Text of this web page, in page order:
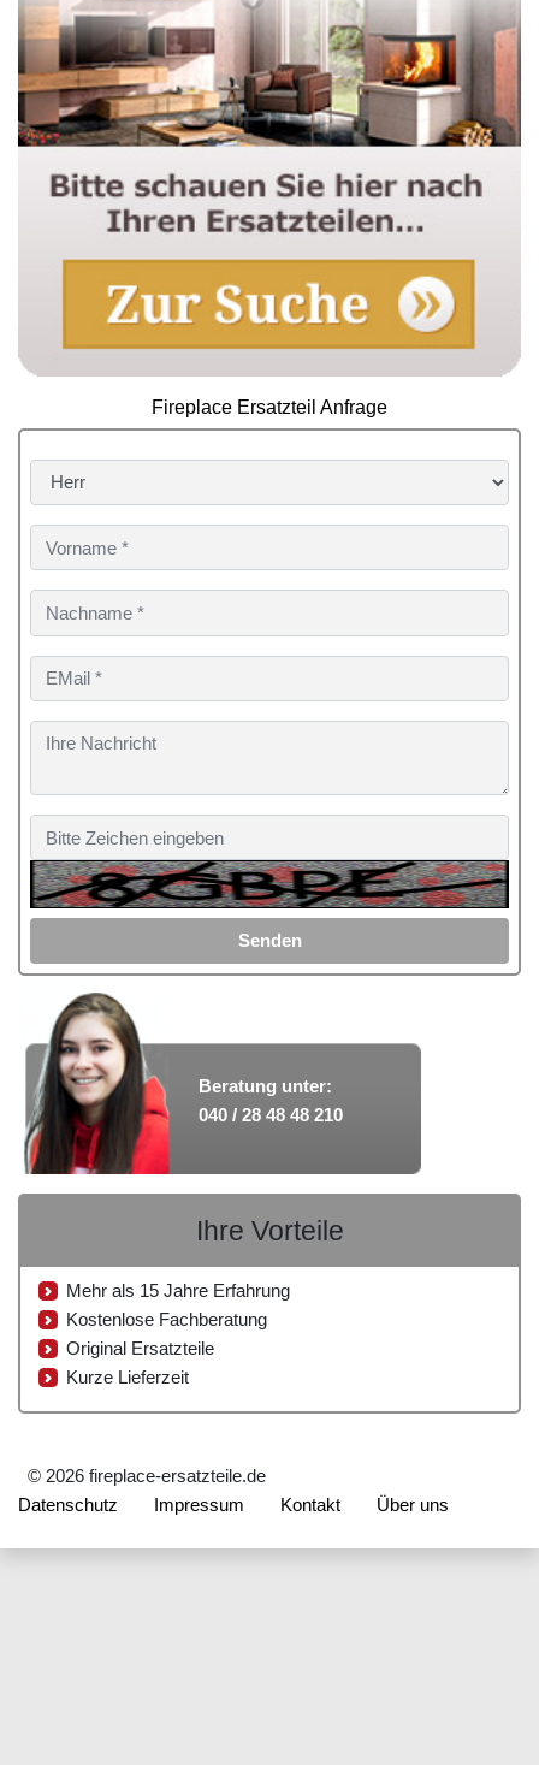
Fireplace Ersatzteil Anfrage
Senden
Beratung unter:
040 / 28 48 48 210
Ihre Vorteile
Mehr als 15 Jahre Erfahrung
Kostenlose Fachberatung
Original Ersatzteile
Kurze Lieferzeit
© 2026 fireplace-ersatzteile.de
Datenschutz
Impressum Kontakt Über uns